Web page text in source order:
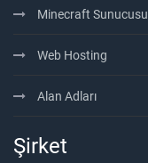
Minecraft Sunucusu
Web Hosting
Alan Adları
Şirket